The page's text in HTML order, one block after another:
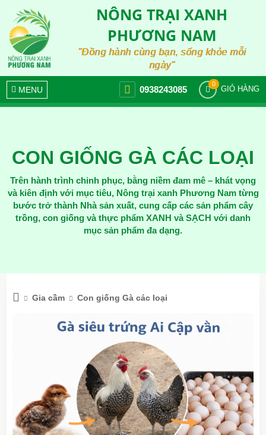
NÔNG TRẠI XANH
PHƯƠNG NAM
"Đồng hành cùng bạn, sống khỏe mỗi
ngày"
MENU 0938243085
0
GIỎ HÀNG
CON GIỐNG GÀ CÁC LOẠI
Trên hành trình chinh phục, bằng niềm đam mê – khát vọng
và kiên định với mục tiêu, Nông trại xanh Phương Nam từng
bước trở thành Nhà sản xuất, cung cấp các sản phẩm cây
trồng, con giống và thực phẩm XANH và SẠCH với danh
mục sản phẩm đa dạng.
Gia cầm Con giống Gà các loại